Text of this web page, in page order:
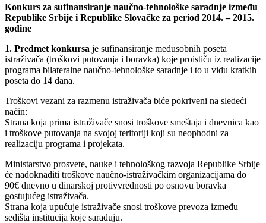
Konkurs za sufinansiranje naučno-tehnološke saradnje između
Republike Srbije i Republike Slovačke za period 2014. – 2015.
godine
1. Predmet konkursa je sufinansiranje međusobnih poseta
istraživača (troškovi putovanja i boravka) koje proističu iz realizacije
programa bilateralne naučno-tehnološke saradnje i to u vidu kratkih
poseta do 14 dana.
Troškovi vezani za razmenu istraživača biće pokriveni na sledeći
način:
Strana koja prima istraživače snosi troškove smeštaja i dnevnica kao
i troškove putovanja na svojoj teritoriji koji su neophodni za
realizaciju programa i projekata.
Ministarstvo prosvete, nauke i tehnološkog razvoja Republike Srbije
će nadoknaditi troškove naučno-istraživačkim organizacijama do
90€ dnevno u dinarskoj protivvrednosti po osnovu boravka
gostujućeg istraživača.
Strana koja upućuje istraživače snosi troškove prevoza između
sedišta institucija koje sarađuju.